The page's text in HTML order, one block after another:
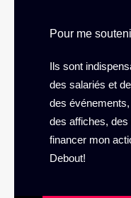
Pour me
Ils sont
des salariés et
des
des affiches,
financer mon
Debout!